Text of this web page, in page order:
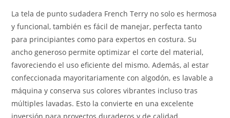
La tela de punto sudadera French Terry no solo es hermosa
y funcional, también es fácil de manejar, perfecta tanto
para principiantes como para expertos en costura. Su
ancho generoso permite optimizar el corte del material,
favoreciendo el uso eficiente del mismo. Además, al estar
confeccionada mayoritariamente con algodón, es lavable a
máquina y conserva sus colores vibrantes incluso tras
múltiples lavadas. Esto la convierte en una excelente
inversión para proyectos duraderos y de calidad.